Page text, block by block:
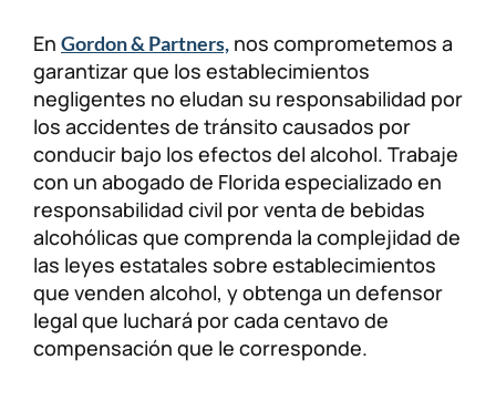
En Gordon & Partners, nos comprometemos a
garantizar que los establecimientos
negligentes no eludan su responsabilidad por
los accidentes de tránsito causados ​​por
conducir bajo los efectos del alcohol. Trabaje
con un abogado de Florida especializado en
responsabilidad civil por venta de bebidas
alcohólicas que comprenda la complejidad de
las leyes estatales sobre establecimientos
que venden alcohol, y obtenga un defensor
legal que luchará por cada centavo de
compensación que le corresponde.